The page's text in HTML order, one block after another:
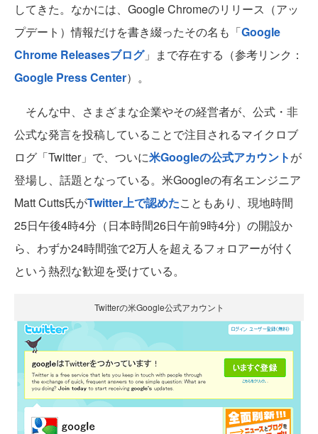
してきた。なかには、Google Chromeのリリース（アッ
プデート）情報だけを書き綴ったその名も「Google
Chrome Releasesブログ」まで存在する（参考リンク：
Google Press Center）。
そんな中、さまざまな企業やその経営者が、公式・非
公式な発言を投稿していることで注目されるマイクロブ
ログ「Twitter」で、ついに米Googleの公式アカウントが
登場し、話題となっている。米Googleの有名エンジニア
Matt Cutts氏がTwitter上で認めたこともあり、現地時間
25日午後4時4分（日本時間26日午前9時4分）の開設か
ら、わずか24時間強で2万人を超えるフォロアーが付く
という熱烈な歓迎を受けている。
Twitterの米Google公式アカウント